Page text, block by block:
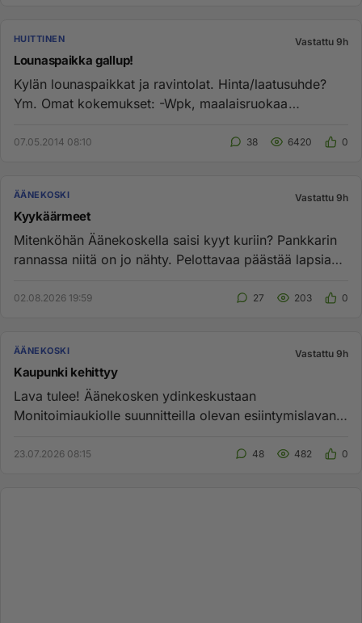
HUITTINEN Vastattu 9h
Lounaspaikka gallup!
Kylän lounaspaikkat ja ravintolat. Hinta/laatusuhde?
Ym. Omat kokemukset: -Wpk, maalaisruokaa
07.05.2014 08:10 38 6420 0
ÄÄNEKOSKI Vastattu 9h
Kyykäärmeet
Mitenköhän Äänekoskella saisi kyyt kuriin? Pankkarin
rannassa niitä on jo nähty. Pelottavaa päästää lapsia
02.08.2026 19:59 27 203 0
ÄÄNEKOSKI Vastattu 9h
Kaupunki kehittyy
Lava tulee! Äänekosken ydinkeskustaan
Monitoimiaukiolle suunnitteilla olevan esiintymislavan
23.07.2026 08:15 48 482 0